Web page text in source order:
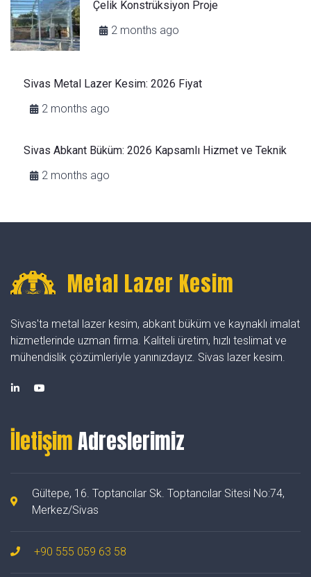
Çelik Konstrüksiyon Proje
2 months ago
Sivas Metal Lazer Kesim: 2026 Fiyat
2 months ago
Sivas Abkant Büküm: 2026 Kapsamlı Hizmet ve Teknik
2 months ago
Metal Lazer Kesim
Sivas'ta metal lazer kesim, abkant büküm ve kaynaklı imalat
hizmetlerinde uzman firma. Kaliteli üretim, hızlı teslimat ve
mühendislik çözümleriyle yanınızdayız. Sivas lazer kesim.
İletişimAdreslerimiz
Gültepe, 16. Toptancılar Sk. Toptancılar Sitesi No:74,
Merkez/Sivas
+90 555 059 63 58